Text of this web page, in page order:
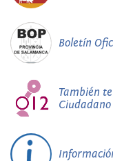
Boletín
También
Ciudadano